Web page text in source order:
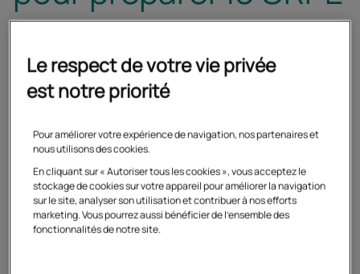
2027
Équipe éditoriale Cned
09/06/2026
FacebookTwitter
Découvrez les formules intensives du Cned
: une préparation renforcée, adaptée pour
Le respect de votre vie privée
est notre priorité
Pour améliorer votre expérience de navigation, nos partenaires et
nous utilisons des cookies.
En cliquant sur « Autoriser tous les cookies », vous acceptez le
stockage de cookies sur votre appareil pour améliorer la navigation
sur le site, analyser son utilisation et contribuer à nos efforts
marketing. Vous pourrez aussi bénéficier de l'ensemble des
fonctionnalités de notre site.